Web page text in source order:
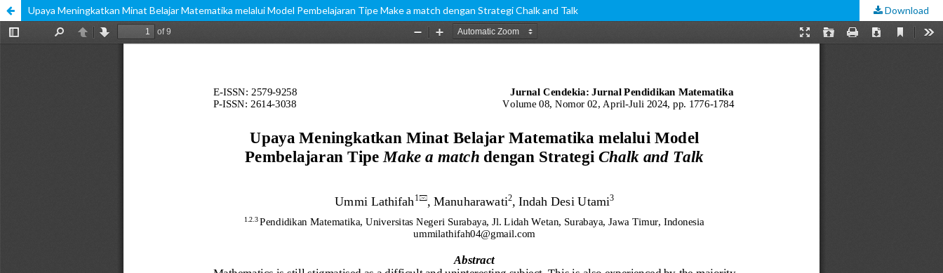
Upaya Meningkatkan Minat Belajar Matematika melalui Model Pembelajaran Tipe Make a match dengan Strategi Chalk and Talk Download